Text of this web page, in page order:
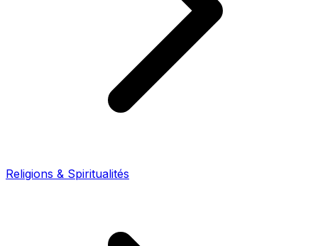
Religions & Spiritualités